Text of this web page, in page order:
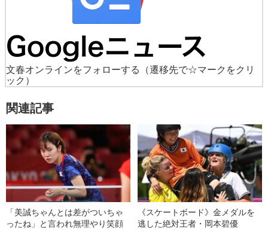
文春オンラインをフォローする
（遷移先で☆マークをクリ
ック）
関連記事
「美誠ちゃんとは差がついちゃ
ったね」と言われ無理やり笑顔
《スケートボード》金メダルを
逃した絶対王者・岡本碧優